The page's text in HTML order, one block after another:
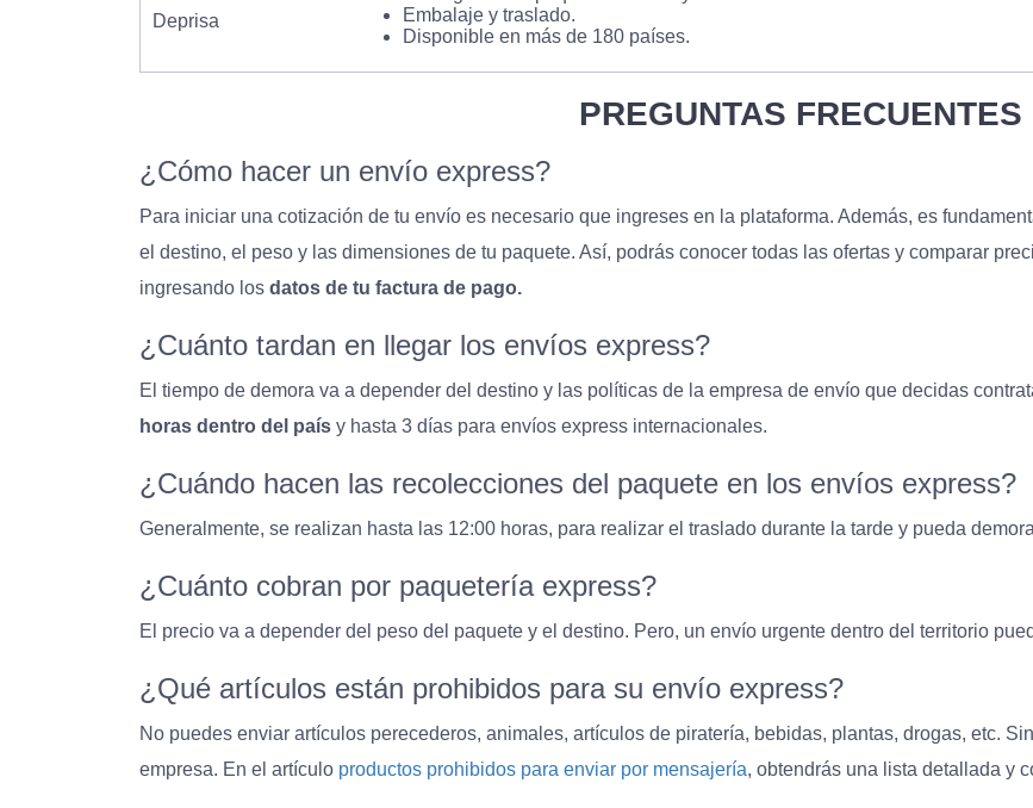
Deprisa
Embalaje y traslado.
Disponible en más de 180 países.
PREGUNTAS FRECUENTES
¿Cómo hacer un envío express?
Para iniciar una cotización de tu envío es necesario que ingreses en la plataforma. Además, es
el destino, el peso y las dimensiones de tu paquete. Así, podrás conocer todas las ofertas y comparar
ingresando los datos de tu factura de pago.
¿Cuánto tardan en llegar los envíos express?
El tiempo de demora va a depender del destino y las políticas de la empresa de envío que decidas
horas dentro del país y hasta 3 días para envíos express internacionales.
¿Cuándo hacen las recolecciones del paquete en los envíos express?
Generalmente, se realizan hasta las 12:00 horas, para realizar el traslado durante la tarde y pueda
¿Cuánto cobran por paquetería express?
El precio va a depender del peso del paquete y el destino. Pero, un envío urgente dentro del territorio
¿Qué artículos están prohibidos para su envío express?
No puedes enviar artículos perecederos, animales, artículos de piratería, bebidas, plantas, drogas, etc.
empresa. En el artículo productos prohibidos para enviar por mensajería, obtendrás una lista detallada y